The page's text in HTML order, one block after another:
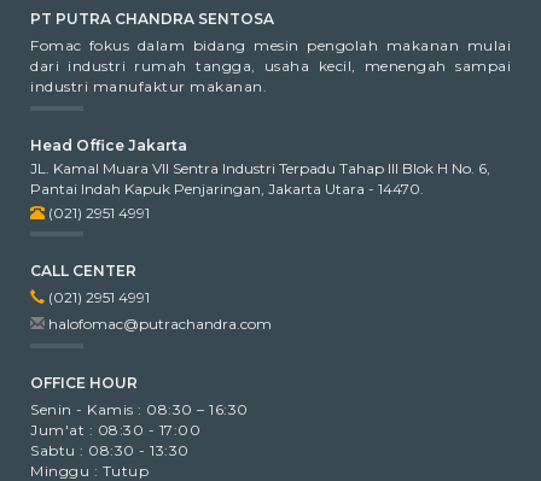
PT PUTRA CHANDRA SENTOSA
Fomac fokus dalam bidang mesin pengolah makanan mulai
dari industri rumah tangga, usaha kecil, menengah sampai
industri manufaktur makanan.
Head Office Jakarta
JL. Kamal Muara VII Sentra Industri Terpadu Tahap III Blok H No. 6,
Pantai Indah Kapuk Penjaringan, Jakarta Utara - 14470.
(021) 2951 4991
CALL CENTER
(021) 2951 4991
halofomac@putrachandra.com
OFFICE HOUR
Senin - Kamis : 08:30 – 16:30
Jum'at : 08:30 - 17:00
Sabtu : 08:30 - 13:30
Minggu : Tutup